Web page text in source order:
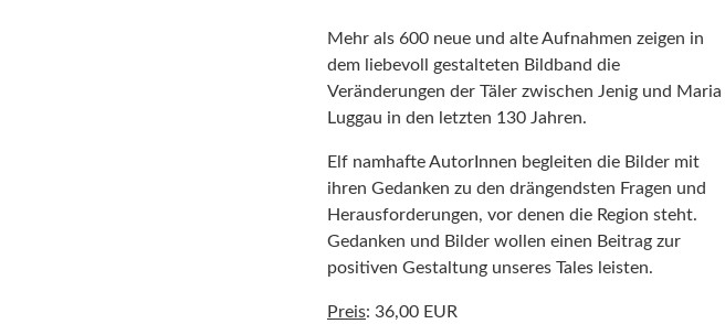
Mehr als 600 neue und alte Aufnahmen zeigen in
dem liebevoll gestalteten Bildband die
Veränderungen der Täler zwischen Jenig und Maria
Luggau in den letzten 130 Jahren.
Elf namhafte AutorInnen begleiten die Bilder mit
ihren Gedanken zu den drängendsten Fragen und
Herausforderungen, vor denen die Region steht.
Gedanken und Bilder wollen einen Beitrag zur
positiven Gestaltung unseres Tales leisten.
Preis: 36,00 EUR